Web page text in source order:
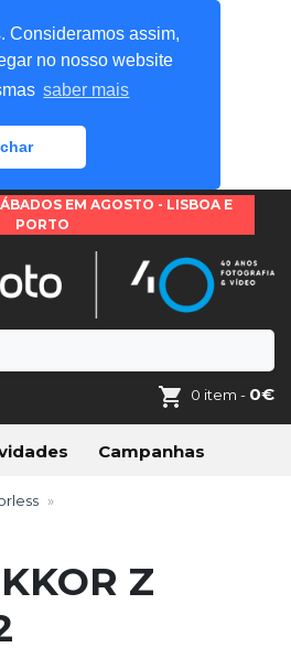
Consideramos assim,
no nosso website
saber mais
EM AGOSTO - LISBOA E
PORTO
0 item - 0€
Campanhas
Z